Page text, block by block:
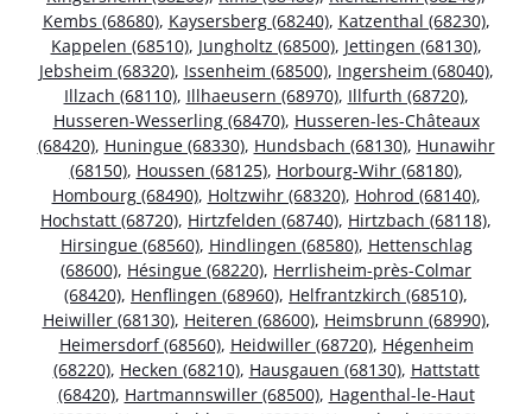
Kembs (68680), Kaysersberg (68240), Katzenthal (68230),
Kappelen (68510), Jungholtz (68500), Jettingen (68130),
Jebsheim (68320), Issenheim (68500), Ingersheim (68040),
Illzach (68110), Illhaeusern (68970), Illfurth (68720),
Husseren-Wesserling (68470), Husseren-les-Châteaux
(68420), Huningue (68330), Hundsbach (68130), Hunawihr
(68150), Houssen (68125), Horbourg-Wihr (68180),
Hombourg (68490), Holtzwihr (68320), Hohrod (68140),
Hochstatt (68720), Hirtzfelden (68740), Hirtzbach (68118),
Hirsingue (68560), Hindlingen (68580), Hettenschlag
(68600), Hésingue (68220), Herrlisheim-près-Colmar
(68420), Henflingen (68960), Helfrantzkirch (68510),
Heiwiller (68130), Heiteren (68600), Heimsbrunn (68990),
Heimersdorf (68560), Heidwiller (68720), Hégenheim
(68220), Hecken (68210), Hausgauen (68130), Hattstatt
(68420), Hartmannswiller (68500), Hagenthal-le-Haut